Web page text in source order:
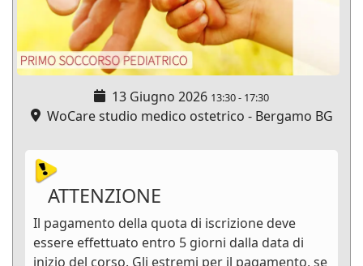
13 Giugno 2026 13:30- 17:30
WoCare studio medico ostetrico - Bergamo BG
ATTENZIONE
Il pagamento della quota di iscrizione deve
essere effettuato entro 5 giorni dalla data di
inizio del corso. Gli estremi per il pagamento, se